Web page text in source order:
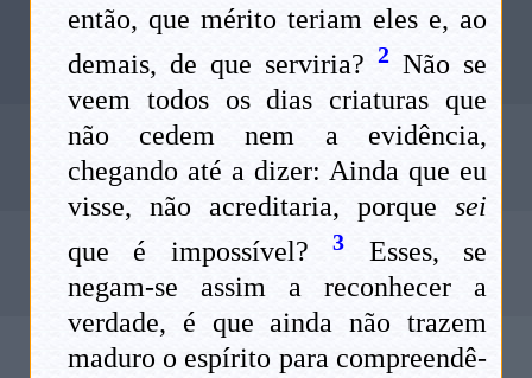
então, que mérito teriam eles e, ao
demais, de que serviria? 2Não se
veem todos os dias criaturas que
não cedem nem a evidência,
chegando até a dizer: Ainda que eu
visse, não acreditaria, porque sei
que é impossível?3 Esses, se
negam-se assim a reconhecer a
verdade, é que ainda não trazem
maduro o espírito para compreendê-